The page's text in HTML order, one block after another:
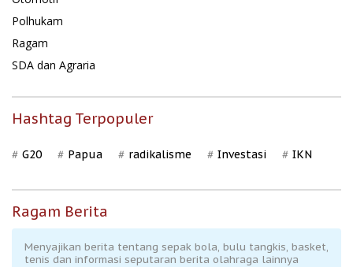
Polhukam
Ragam
SDA dan Agraria
Hashtag Terpopuler
G20 Papua radikalisme Investasi IKN
Ragam Berita
Menyajikan berita tentang sepak bola, bulu tangkis, basket,
tenis dan informasi seputaran berita olahraga lainnya